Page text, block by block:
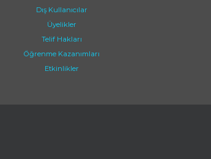
Dış Kullanıcılar
Üyelikler
Telif Hakları
Öğrenme Kazanımları
Etkinlikler